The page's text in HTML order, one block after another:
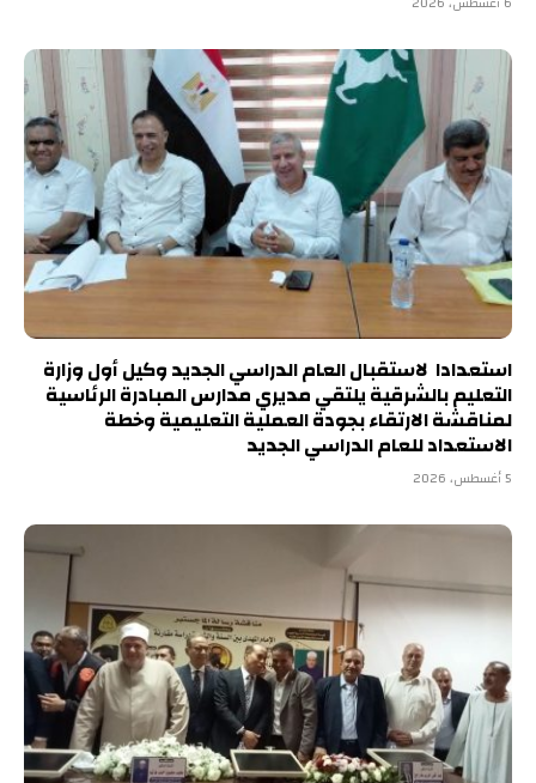
استعدادا لاستقبال العام الدراسي الجديد وكيل أول وزارة
التعليم بالشرقية يلتقي مديري مدارس المبادرة الرئاسية
لمناقشة الارتقاء بجودة العملية التعليمية وخطة
الاستعداد للعام الدراسي الجديد
5 أغسطس، 2026